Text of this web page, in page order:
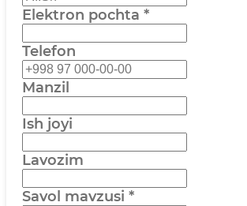
Elektron pochta *
Telefon
Manzil
Ish joyi
Lavozim
Savol mavzusi *